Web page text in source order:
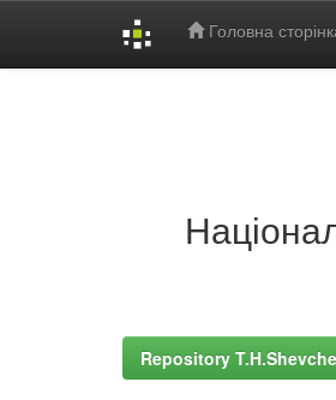
Головна
Repository